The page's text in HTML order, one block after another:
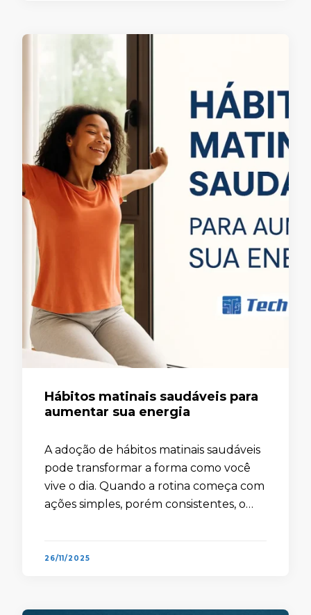
Hábitos matinais saudáveis para
aumentar sua energia
A adoção de hábitos matinais saudáveis
pode transformar a forma como você
vive o dia. Quando a rotina começa com
ações simples, porém consistentes, o
emocional. …
26/11/2025